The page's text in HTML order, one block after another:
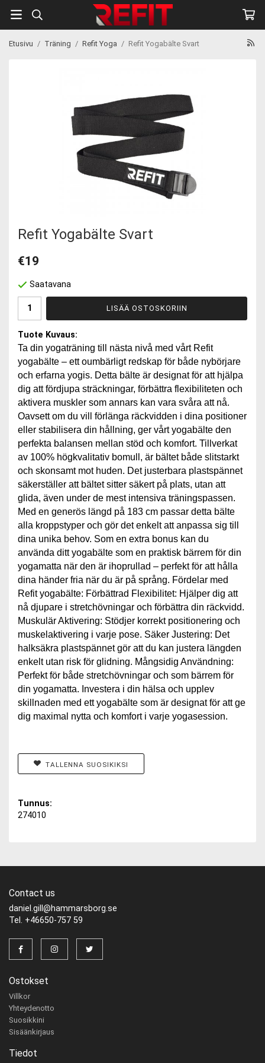
Etusivu / Träning / Refit Yoga / Refit Yogabälte Svart
Refit Yogabälte Svart
€19
Saatavana
LISÄÄ OSTOSKORIIN
Tuote Kuvaus:
Ta din yogaträning till nästa nivå med vårt Refit
yogabälte – ett oumbärligt redskap för både nybörjare
och erfarna yogis. Detta bälte är designat för att hjälpa
dig att fördjupa sträckningar, förbättra flexibiliteten och
aktivera muskler som annars kan vara svåra att nå.
Oavsett om du vill förlänga räckvidden i dina positioner
eller stabilisera din hållning, ger vårt yogabälte den
perfekta balansen mellan stöd och komfort. Tillverkat
av 100% högkvalitativ bomull, är bältet både slitstarkt
och skonsamt mot huden. Det justerbara plastspännet
säkerställer att bältet sitter säkert på plats, utan att
glida, även under de mest intensiva träningspassen.
Med en generös längd på 183 cm passar detta bälte
alla kroppstyper och gör det enkelt att anpassa sig till
dina unika behov. Som en extra bonus kan du
använda ditt yogabälte som en praktisk bärrem för din
yogamatta när den är ihoprullad – perfekt för att hålla
dina händer fria när du är på språng. Fördelar med
Refit yogabälte: Förbättrad Flexibilitet: Hjälper dig att
nå djupare i stretchövningar och förbättra din räckvidd.
Muskulär Aktivering: Stödjer korrekt positionering och
muskelaktivering i varje pose. Säker Justering: Det
halksäkra plastspännet gör att du kan justera längden
enkelt utan risk för glidning. Mångsidig Användning:
Perfekt för både stretchövningar och som bärrem för
din yogamatta. Investera i din hälsa och upplev
skillnaden med ett yogabälte som är designat för att ge
dig maximal nytta och komfort i varje yogasession.
TALLENNA SUOSIKIKSI
Tunnus:
274010
Contact us
daniel.gill@hammarsborg.se
Tel. +46650-757 59
Ostokset
Villkor
Yhteydenotto
Suosikkini
Sisäänkirjaus
Tiedot